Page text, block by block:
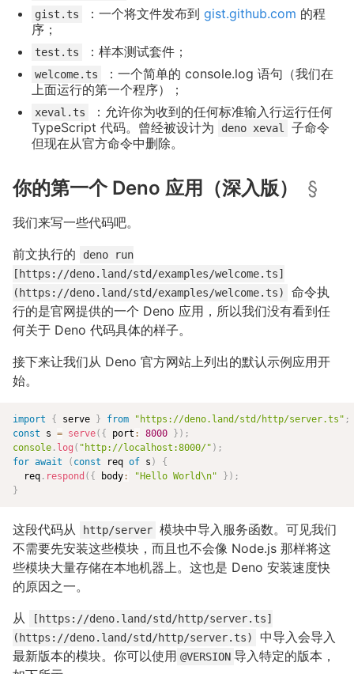
gist.ts ：一个将文件发布到gist.github.com 的程
序；
test.ts ：样本测试套件；
welcome.ts
：一个简单的 console.log 语句（我们在
上面运行的第一个程序）；
xeval.ts
：允许你为收到的任何标准输入行运行任何
TypeScript 代码。曾经被设计为
deno xeval
子命令
但现在从官方命令中删除。
你的第一个 Deno 应用（深入版） §
我们来写一些代码吧。
前文执行的
deno run
[https://deno.land/std/examples/welcome.ts]
(https://deno.land/std/examples/welcome.ts)
命令执
行的是官网提供的一个 Deno 应用，所以我们没有看到任
何关于 Deno 代码具体的样子。
接下来让我们从 Deno 官方网站上列出的默认示例应用开
始。
import { serve } from " https://deno.land/std/http/server.ts " ;
const s = serve( { port : 8000 } ) ;
console . log ( " http://localhost:8000/" ) ;
for await ( const req of s )
{
  req
. respond ( { body: "Hello World\n" } ) ;
}
这段代码从 http/server 模块中导入服务函数。可见我们
不需要先安装这些模块，而且也不会像 Node.js 那样将这
些模块大量存储在本地机器上。这也是 Deno 安装速度快
的原因之一。
从
[https://deno.land/std/http/server.ts]
(https://deno.land/std/http/server.ts)
中导入会导入
最新版本的模块。你可以使用 @VERSION 导入特定的版本，